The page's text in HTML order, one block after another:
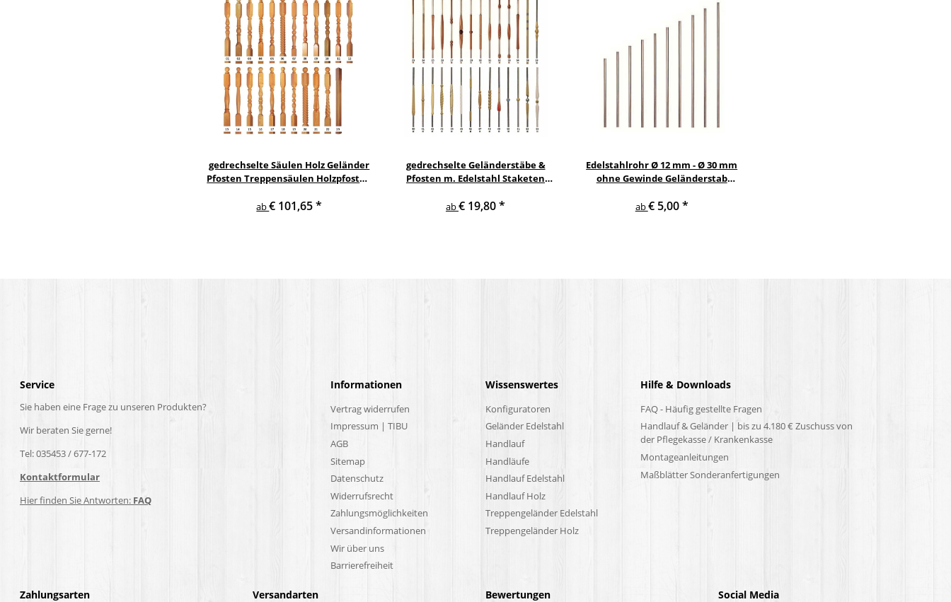
gedrechselte Säulen Holz Geländer
Pfosten Treppensäulen Holzpfosten
ab€ 101,65*
gedrechselte Geländerstäbe &
Pfosten m. Edelstahl Staketen
ab€ 19,80*
Edelstahlrohr Ø 12 mm - Ø 30 mm
ohne Gewinde Geländerstab
Treppengeländer Geländer Rohr
ab€ 5,00*
Service
Sie haben eine Frage zu unseren Produkten?
Wir beraten Sie gerne!
Tel: 035453 / 677-172
Kontaktformular
Hier finden Sie Antworten: FAQ
Informationen
Vertrag widerrufen
Impressum | TIBU
AGB
Sitemap
Datenschutz
Widerrufsrecht
Zahlungsmöglichkeiten
Versandinformationen
Wir über uns
Barrierefreiheit
Wissenswertes
Konfiguratoren
Geländer Edelstahl
Handlauf
Handläufe
Handlauf Edelstahl
Handlauf Holz
Treppengeländer Edelstahl
Treppengeländer Holz
Hilfe & Downloads
FAQ - Häufig gestellte Fragen
Handlauf & Geländer | bis zu 4.180 € Zuschuss von
der Pflegekasse / Krankenkasse
Montageanleitungen
Maßblätter Sonderanfertigungen
Zahlungsarten Versandarten Bewertungen Social Media